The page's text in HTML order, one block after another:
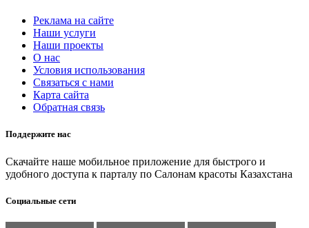
Реклама на сайте
Наши услуги
Наши проекты
О нас
Условия использования
Связаться с нами
Карта сайта
Обратная связь
Поддержите нас
Скачайте наше мобильное приложение для быстрого и
удобного доступа к парталу по Салонам красоты Казахстана
Социальные сети